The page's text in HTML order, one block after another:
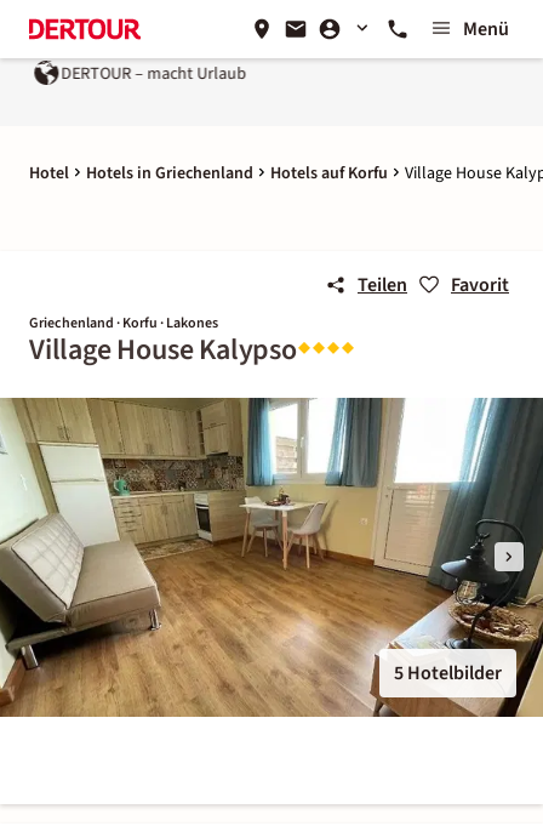
Menü
DERTOUR – macht Urlaub
Hotel Hotels in Griechenland Hotels auf Korfu Village House
Teilen Favorit
Griechenland · Korfu · Lakones
Village House Kalypso
5 Hotelbilder